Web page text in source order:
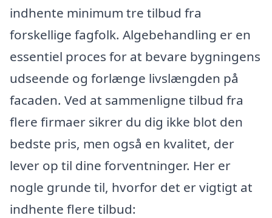
indhente minimum tre tilbud fra
forskellige fagfolk. Algebehandling er en
essentiel proces for at bevare bygningens
udseende og forlænge livslængden på
facaden. Ved at sammenligne tilbud fra
flere firmaer sikrer du dig ikke blot den
bedste pris, men også en kvalitet, der
lever op til dine forventninger. Her er
nogle grunde til, hvorfor det er vigtigt at
indhente flere tilbud: